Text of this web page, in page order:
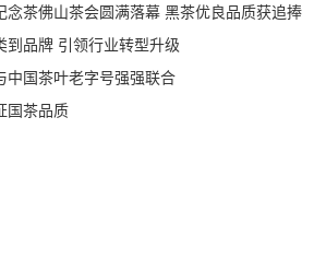
念茶佛山茶会圆满落幕 黑茶优良品质获追捧
到品牌 引领行业转型升级
中国茶叶老字号强强联合
国茶品质